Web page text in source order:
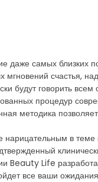
даже самых
мгновений счастья,
будут говорить
процедур
методика
нарицательным в
Beauty Life
все ваши